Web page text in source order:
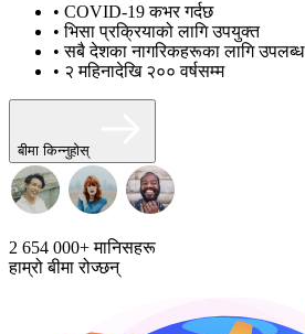
• COVID-19 कभर गर्दछ
• भिसा प्रक्रियाको लागि उपयुक्त
• सबै देशका नागरिकहरूका लागि उपलब्ध
• २ महिनादेखि २०० वर्षसम्म
बीमा किन्नुहोस्
2 654 000+मानिसहरू
हाम्रो बीमा रोज्छन्